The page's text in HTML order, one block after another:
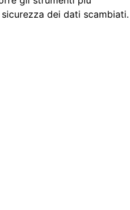
dei dati scambiati.